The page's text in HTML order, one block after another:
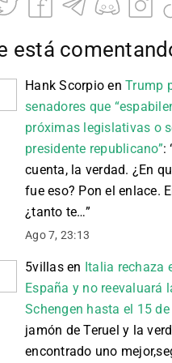
está
Hank Scorpio en Trump
senadores que
próximas legislativas o
presidente republicano”:
cuenta, la verdad. ¿En
fue eso? Pon el enlace.
¿tanto te…”
Ago 7, 23:13
5villasen Italia rechaza
España y no reevaluará
Schengen hasta el 15
jamón de Teruel y la
encontrado uno